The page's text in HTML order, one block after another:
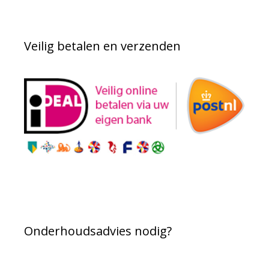
Veilig betalen en verzenden
Onderhoudsadvies nodig?